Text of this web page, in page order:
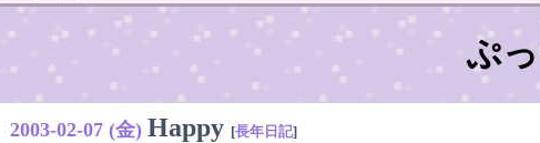
ぷ
2003-02-07 (金) Happy [長年日記]